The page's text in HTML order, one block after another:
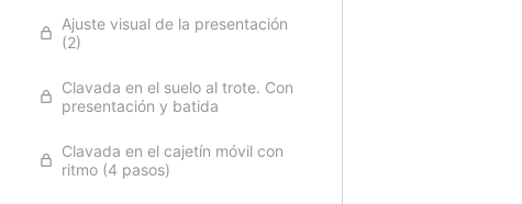
Ajuste visual de la presentación
(2)
Clavada en el suelo al trote. Con
presentación y batida
Clavada en el cajetín móvil con
ritmo (4 pasos)